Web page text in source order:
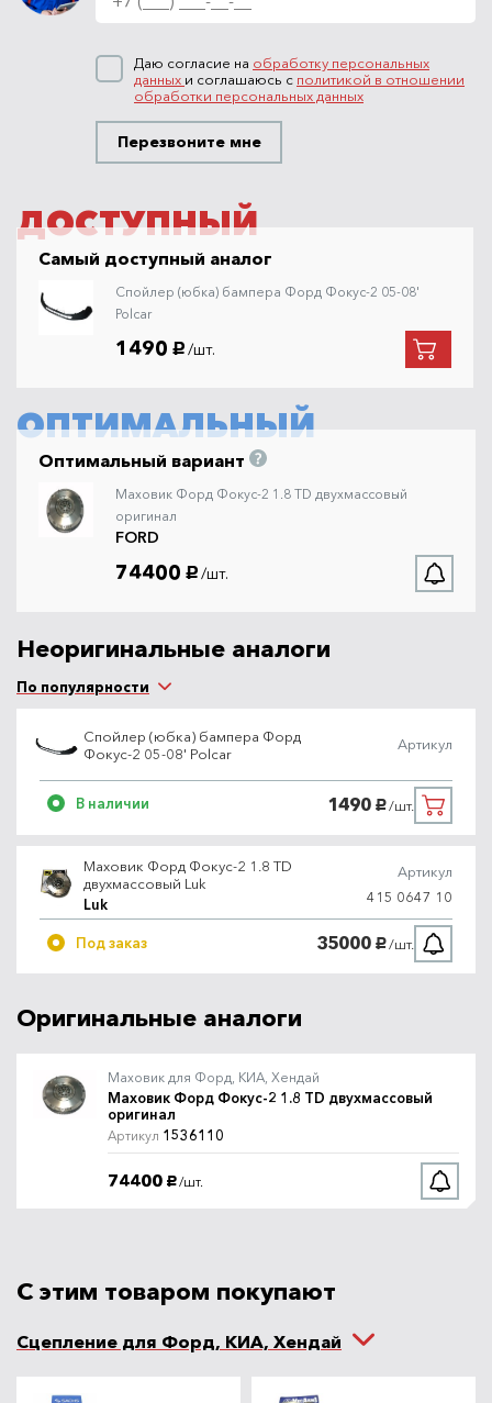
Даю согласие на обработку персональных
данных и соглашаюсь с политикой в отношении
обработки персональных данных
Перезвоните мне
ДОСТУПНЫЙ
Самый доступный аналог
Спойлер (юбка) бампера Форд Фокус-2 05-08'
Polcar
1490 руб. /шт.
ОПТИМАЛЬНЫЙ
Оптимальный вариант
Маховик Форд Фокус-2 1.8 TD двухмассовый
оригинал
FORD
74400 руб. /шт.
Неоригинальные аналоги
По популярности
Спойлер (юбка) бампера Форд
Фокус-2 05-08' Polcar
Артикул
В наличии 1490 руб./шт.
Маховик Форд Фокус-2 1.8 TD
двухмассовый Luk
Luk
Артикул
415 0647 10
Под заказ 35000 руб./шт.
Оригинальные аналоги
Маховик для Форд, КИА, Хендай
Маховик Форд Фокус-2 1.8 TD двухмассовый
оригинал
Артикул 1536110
74400 руб. /шт.
С этим товаром покупают
Сцепление для Форд, КИА, Хендай